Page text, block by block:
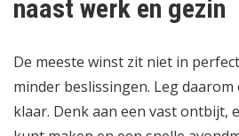
naast werk en gezin
De meeste winst zit niet in
minder beslissingen. Leg
klaar. Denk aan een vast ontbijt,